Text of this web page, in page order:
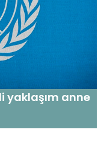
yaklaşım anne